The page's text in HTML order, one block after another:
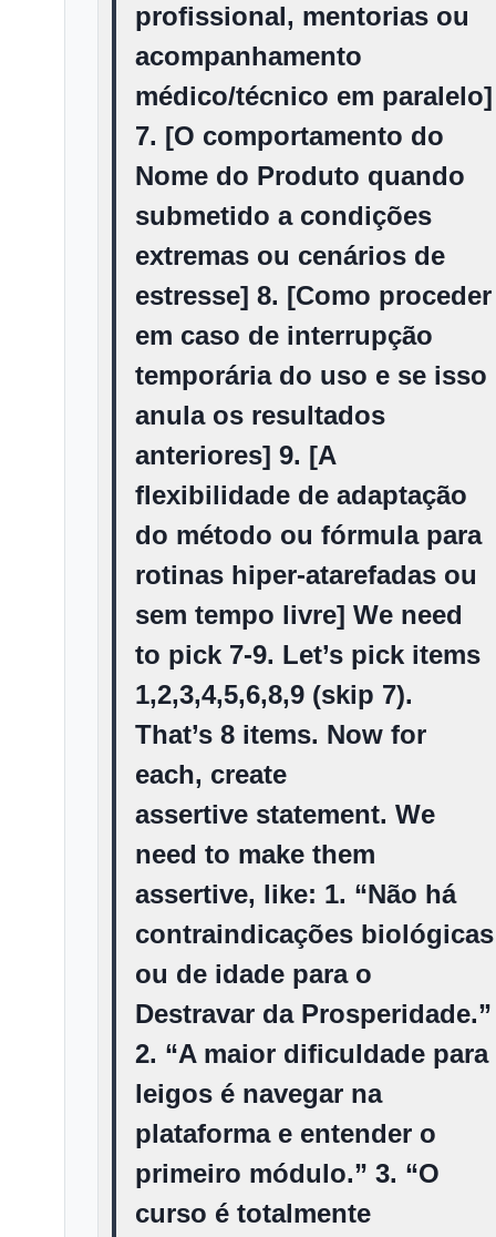
profissional, mentorias ou
acompanhamento
médico/técnico em paralelo]
7. [O comportamento do
Nome do Produto quando
submetido a condições
extremas ou cenários de
estresse] 8. [Como proceder
em caso de interrupção
temporária do uso e se isso
anula os resultados
anteriores] 9. [A
flexibilidade de adaptação
do método ou fórmula para
rotinas hiper-atarefadas ou
sem tempo livre] We need
to pick 7-9. Let’s pick items
1,2,3,4,5,6,8,9 (skip 7).
That’s 8 items. Now for
each, create
assertive statement. We
need to make them
assertive, like: 1. “Não há
contraindicações biológicas
ou de idade para o
Destravar da Prosperidade.”
2. “A maior dificuldade para
leigos é navegar na
plataforma e entender o
primeiro módulo.” 3. “O
curso é totalmente